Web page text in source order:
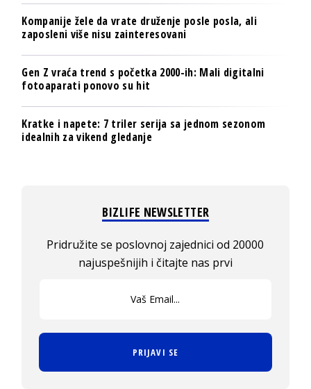
Kompanije žele da vrate druženje posle posla, ali
zaposleni više nisu zainteresovani
Gen Z vraća trend s početka 2000-ih: Mali digitalni
fotoaparati ponovo su hit
Kratke i napete: 7 triler serija sa jednom sezonom
idealnih za vikend gledanje
BIZLIFE NEWSLETTER
Pridružite se poslovnoj zajednici od 20000
najuspešnijih i čitajte nas prvi
PRIJAVI SE